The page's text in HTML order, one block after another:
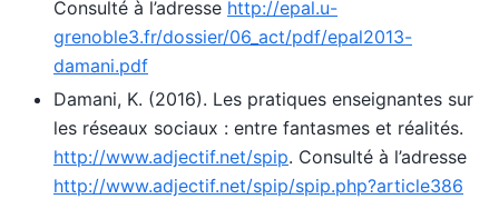
Consulté à l’adresse http://epal.u-
grenoble3.fr/dossier/06_act/pdf/epal2013-
damani.pdf
Damani, K. (2016). Les pratiques enseignantes sur
les réseaux sociaux : entre fantasmes et réalités.
http://www.adjectif.net/spip. Consulté à l’adresse
http://www.adjectif.net/spip/spip.php?article386